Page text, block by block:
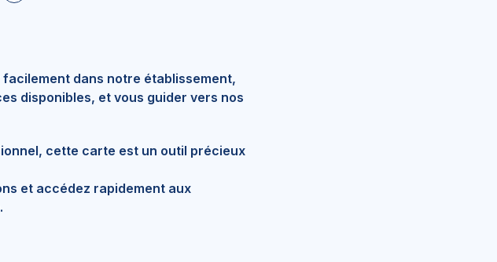
dans notre établissement,
disponibles, et vous guider vers nos
cette carte est un outil précieux
et accédez rapidement aux